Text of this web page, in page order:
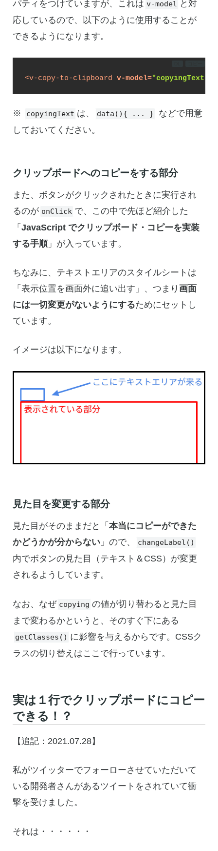
パティをつけていますが、これは v-model と対
応しているので、以下のように使用することが
できるようになります。
<v-copy-to-clipboard v-model="copyingText"
※ copyingText は、 data(){ ... }
などで用意
しておいてください。
クリップボードへのコピーをする部分
また、ボタンがクリックされたときに実行され
るのが onClick で、この中で先ほど紹介した
「JavaScript でクリップボード・コピーを実装
する手順」が入っています。
ちなみに、テキストエリアのスタイルシートは
「表示位置を画面外に追い出す」、つまり画面
には一切変更がないようにするためにセットし
ています。
イメージは以下になります。
見た目を変更する部分
見た目がそのままだと「本当にコピーができた
かどうかが分からない 」ので、 changeLabel()
内でボタンの見た目（テキスト＆CSS）が変更
されるようしています。
なお、なぜ copying の値が切り替わると見た目
まで変わるかというと、そのすぐ下にある
getClasses() に影響を与えるからです。CSSク
ラスの切り替えはここで行っています。
実は１行でクリップボードにコピー
できる！？
【追記：2021.07.28】
私がツイッターでフォーローさせていただいて
いる開発者さんがあるツイートをされていて衝
撃を受けました。
それは・・・・・・